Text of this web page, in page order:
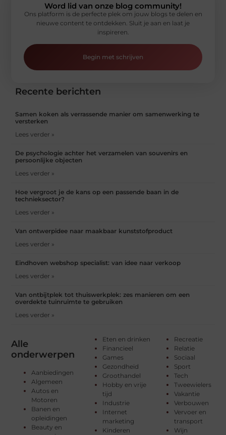
Alle
onderwerpen
Aanbiedingen
Algemeen
Autos en
Motoren
Banen en
opleidingen
Beauty en
Eten en drinken
Financieel
Games
Gezondheid
Groothandel
Hobby en vrije
tijd
Industrie
Internet
marketing
Kinderen
Recreatie
Relatie
Sociaal
Sport
Tech
Tweewielers
Vakantie
Verbouwen
Vervoer en
transport
Wijn
Recente berichten
Samen koken als verrassende manier om samenwerking te
versterken
Lees verder »
De psychologie achter het verzamelen van souvenirs en
persoonlijke objecten
Lees verder »
Hoe vergroot je de kans op een passende baan in de
technieksector?
Lees verder »
Van ontwerpidee naar maakbaar kunststofproduct
Lees verder »
Eindhoven webshop specialist: van idee naar verkoop
Lees verder »
Van ontbijtplek tot thuiswerkplek: zes manieren om een
overdekte tuinruimte te gebruiken
Lees verder »
Word lid van onze blog community!
Ons platform is de perfecte plek om jouw blogs te delen en
nieuwe content te ontdekken. Sluit je aan en laat je
inspireren.
Begin met schrijven